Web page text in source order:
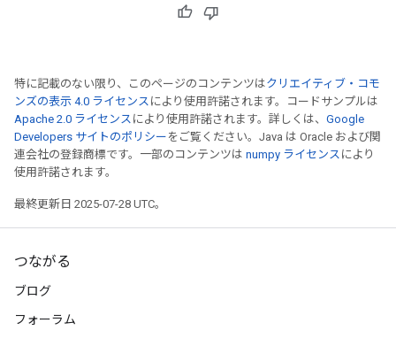
特に記載のない限り、このページのコンテンツはクリエイティブ・コモ
ンズの表示 4.0 ライセンス により使用許諾されます。コードサンプルは
Apache 2.0 ライセンス により使用許諾されます。詳しくは、 Google
Developers サイトのポリシー をご覧ください。Java は Oracle および関
連会社の登録商標です。一部のコンテンツは numpy ライセンス により
使用許諾されます。
最終更新日 2025-07-28 UTC。
つながる
ブログ
フォーラム